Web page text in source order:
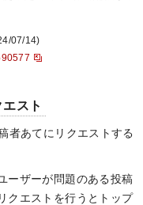
07/14)
スト
者あてにリクエストする
ーザーが問題のある投稿
クエストを行うとトップ